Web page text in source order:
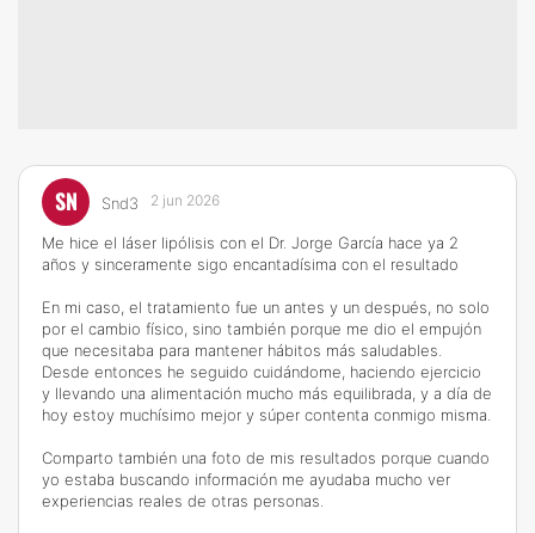
SN Snd3 2 jun 2026
Me hice el láser lipólisis con el Dr. Jorge García hace ya 2
años y sinceramente sigo encantadísima con el resultado
En mi caso, el tratamiento fue un antes y un después, no solo
por el cambio físico, sino también porque me dio el empujón
que necesitaba para mantener hábitos más saludables.
Desde entonces he seguido cuidándome, haciendo ejercicio
y llevando una alimentación mucho más equilibrada, y a día de
hoy estoy muchísimo mejor y súper contenta conmigo misma.
Comparto también una foto de mis resultados porque cuando
yo estaba buscando información me ayudaba mucho ver
experiencias reales de otras personas.